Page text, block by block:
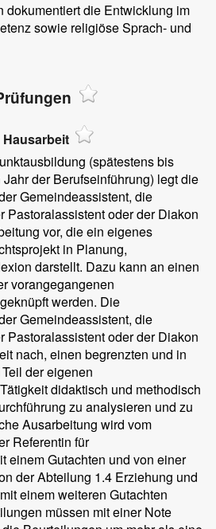
dokumentiert die Entwicklung im
sowie religiöse Sprach- und
Hausarbeit
(spätestens bis
der Berufseinführung) legt die
Gemeindeassistent, die
Pastoralassistent oder der Diakon
vor, die ein eigenes
in Planung,
darstellt. Dazu kann an einen
vorangegangenen
werden. Die
Gemeindeassistent, die
Pastoralassistent oder der Diakon
nach, einen begrenzten und in
der eigenen
didaktisch und methodisch
zu analysieren und zu
Ausarbeitung wird vom
Referentin für
einem Gutachten und von einer
der Abteilung 1.4 Erziehung und
einem weiteren Gutachten
müssen mit einer Note